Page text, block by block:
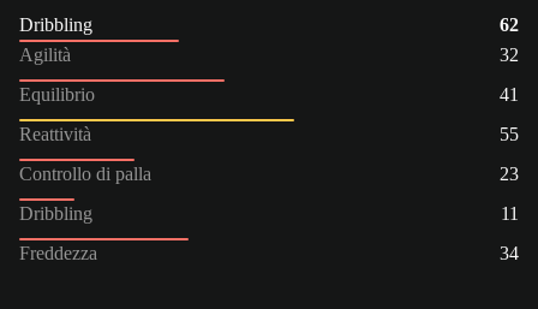
Dribbling
62
Agilità
32
Equilibrio
41
Reattività
55
Controllo di palla
23
Dribbling
11
Freddezza
34